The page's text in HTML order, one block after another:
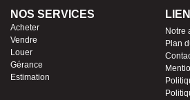
NOS SERVICES
Acheter
Vendre
Louer
Gérance
Estimation
Notre
Plan